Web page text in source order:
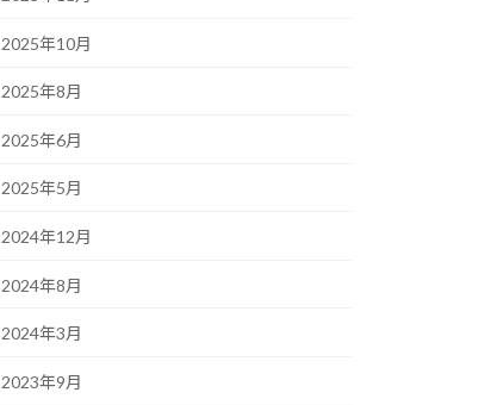
2025年10月
2025年8月
2025年6月
2025年5月
2024年12月
2024年8月
2024年3月
2023年9月